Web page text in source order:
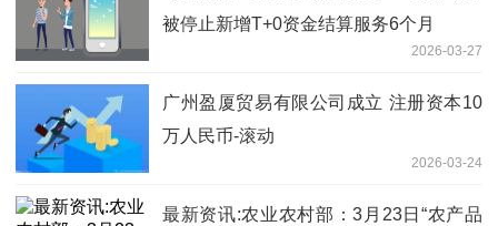
被停止新增T+0资金结算服务6个月
2026-03-27
广州盈厦贸易有限公司成立 注册资本10
万人民币-滚动
2026-03-24
最新资讯:农业农村部：3月23日“农产品